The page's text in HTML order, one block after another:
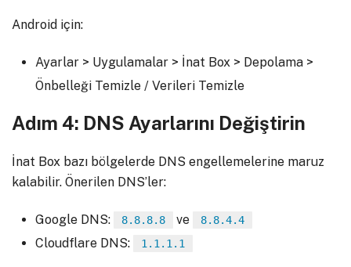
Android için:
Ayarlar > Uygulamalar > İnat Box > Depolama >
Önbelleği Temizle / Verileri Temizle
Adım 4: DNS Ayarlarını Değiştirin
İnat Box bazı bölgelerde DNS engellemelerine maruz
kalabilir. Önerilen DNS’ler:
Google DNS: 8.8.8.8 ve 8.8.4.4
Cloudflare DNS: 1.1.1.1